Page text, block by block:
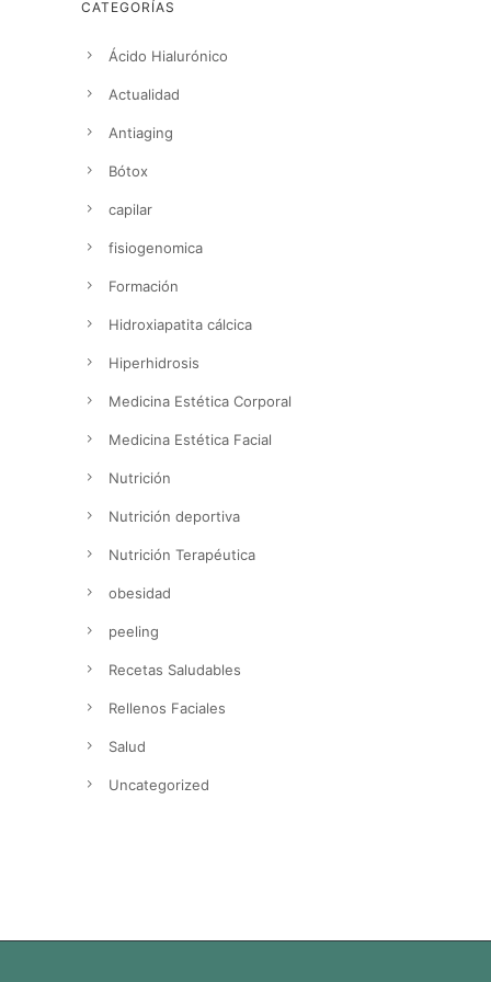
CATEGORÍAS
Ácido Hialurónico
Actualidad
Antiaging
Bótox
capilar
fisiogenomica
Formación
Hidroxiapatita cálcica
Hiperhidrosis
Medicina Estética Corporal
Medicina Estética Facial
Nutrición
Nutrición deportiva
Nutrición Terapéutica
obesidad
peeling
Recetas Saludables
Rellenos Faciales
Salud
Uncategorized